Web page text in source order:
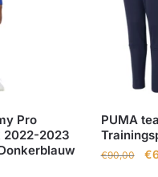
Pro
2022-2023
PUMA
€90,00 €